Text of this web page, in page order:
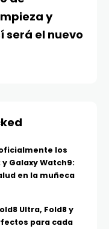
y
será el nuevo
los
Galaxy Watch9:
en la muñeca
Ultra, Fold8 y
para cada